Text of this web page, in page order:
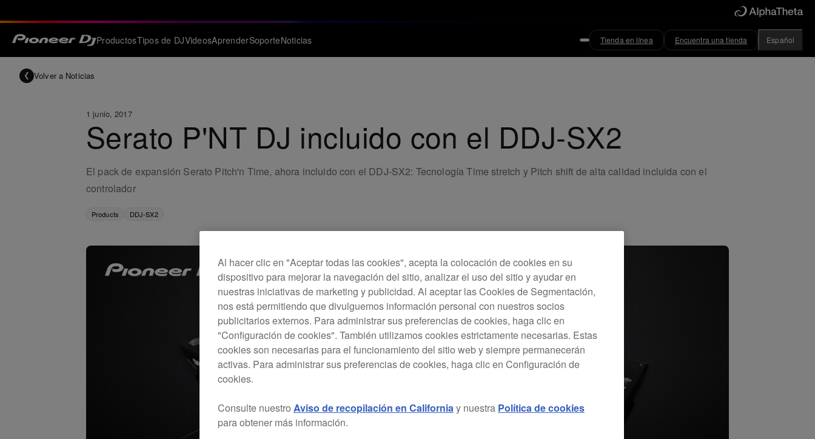
ProductosTipos de DJVideosAprenderSoporteNoticias Tienda en línea Encuentra una tienda Español
Volver a Noticias
1 junio, 2017
Serato P'NT DJ incluido con el DDJ-SX2
El pack de expansión Serato Pitch'n Time, ahora incluido con el DDJ-SX2: Tecnología Time stretch y Pitch shift de alta calidad incluida con el
controlador
Products DDJ-SX2
Al hacer clic en "Aceptar todas las cookies", acepta la colocación de cookies en su
dispositivo para mejorar la navegación del sitio, analizar el uso del sitio y ayudar en
nuestras iniciativas de marketing y publicidad. Al aceptar las Cookies de Segmentación,
nos está permitiendo que divulguemos información personal con nuestros socios
publicitarios externos. Para administrar sus preferencias de cookies, haga clic en
"Configuración de cookies". También utilizamos cookies estrictamente necesarias. Estas
cookies son necesarias para el funcionamiento del sitio web y siempre permanecerán
activas. Para administrar sus preferencias de cookies, haga clic en Configuración de
cookies.
Consulte nuestro Aviso de recopilación en Californiay nuestra Política de cookies
para obtener más información.